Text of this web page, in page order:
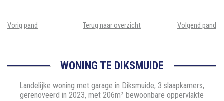
Vorig pand Terug naar overzicht Volgend pand
WONING TE DIKSMUIDE
Landelijke woning met garage in Diksmuide, 3 slaapkamers,
gerenoveerd in 2023, met 206m² bewoonbare oppervlakte